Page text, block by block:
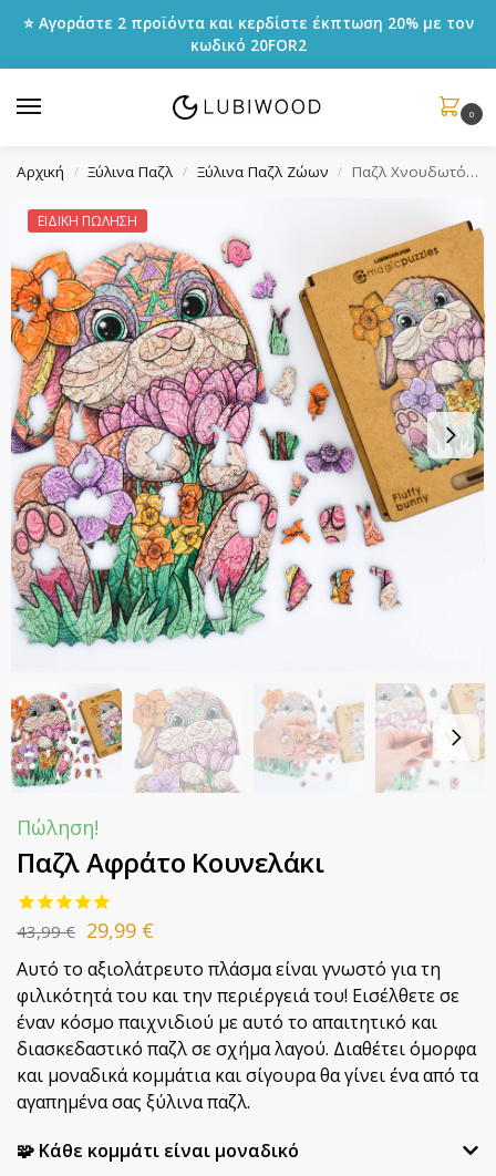
⭐ Αγοράστε 2 προϊόντα και κερδίστε έκπτωση 20% με τον
κωδικό 20FOR2
0
Αρχική / Ξύλινα Παζλ / Ξύλινα Παζλ Ζώων / Παζλ Χνουδωτός Λαγός
ΕΙΔΙΚΗ ΠΩΛΗΣΗ
Πώληση!
Παζλ Αφράτο Κουνελάκι
43,99€ 29,99 €
Αυτό το αξιολάτρευτο πλάσμα είναι γνωστό για τη
φιλικότητά του και την περιέργειά του! Εισέλθετε σε
έναν κόσμο παιχνιδιού με αυτό το απαιτητικό και
διασκεδαστικό παζλ σε σχήμα λαγού. Διαθέτει όμορφα
και μοναδικά κομμάτια και σίγουρα θα γίνει ένα από τα
αγαπημένα σας ξύλινα παζλ.
🧩 Κάθε κομμάτι είναι μοναδικό